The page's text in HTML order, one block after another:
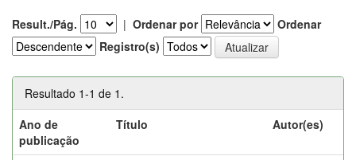
Result./Pág. | Ordenar por
Ordenar
Registro(s)
Resultado 1-1 de 1.
Ano de
publicação
Título Autor(es)